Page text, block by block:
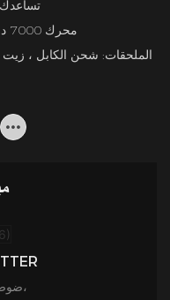
محرك 7000 دورة في الدقيقة بسهولة للتعامل مع الشعر
الملحقات: شحن الكابل ،
ضوضاء منخفضة جدًا،